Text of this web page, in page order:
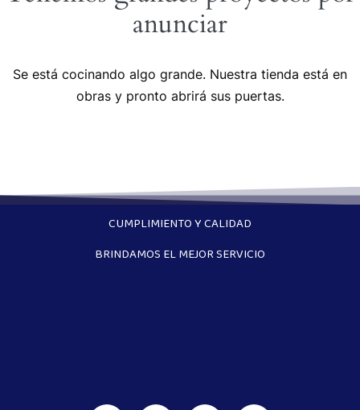
anunciar
Se está cocinando algo grande. Nuestra tienda está en
obras y pronto abrirá sus puertas.
CUMPLIMIENTO Y CALIDAD
BRINDAMOS EL MEJOR SERVICIO